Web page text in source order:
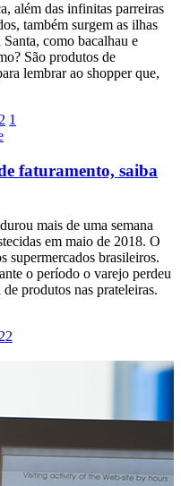
além das infinitas parreiras
também surgem as ilhas
como bacalhau e
São produtos de
lembrar ao shopper que,
1
faturamento, saiba
mais de uma semana
em maio de 2018. O
supermercados brasileiros.
o período o varejo perdeu
produtos nas prateleiras.